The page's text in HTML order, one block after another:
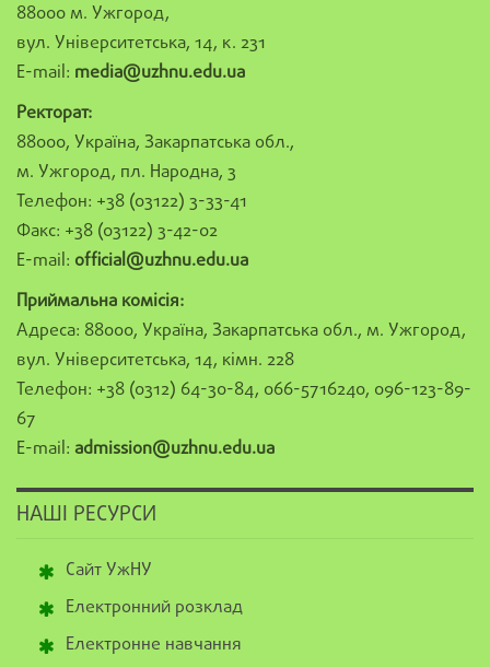
88000 м. Ужгород,
вул. Університетська, 14, к. 231
E-mail: media@uzhnu.edu.ua
Ректорат:
88000, Україна, Закарпатська обл.,
м. Ужгород, пл. Народна, 3
Телефон: +38 (03122) 3-33-41
Факс: +38 (03122) 3-42-02
E-mail: official@uzhnu.edu.ua
Приймальна комісія:
Адреса: 88000, Україна, Закарпатська обл., м. Ужгород,
вул. Університетська, 14, кімн. 228
Телефон: +38 (0312) 64-30-84, 066-5716240, 096-123-89-
67
E-mail: admission@uzhnu.edu.ua
НАШІ РЕСУРСИ
Сайт УжНУ
Електронний розклад
Електронне навчання